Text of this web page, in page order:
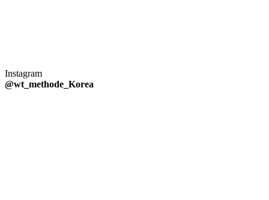
Instagram
@wt_methode_Korea